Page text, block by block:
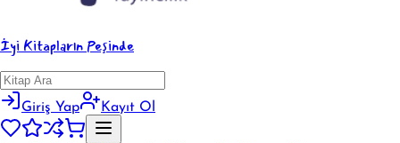
İyi Kitapların Peşinde
Giriş Yap Kayıt Ol